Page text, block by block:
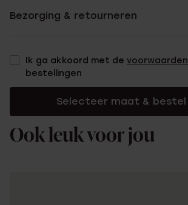
Bezorging & retourneren
Ik ga akkoord met de voorwaarden
bestellingen
Selecteer maat & bestel
Ook leuk voor jou